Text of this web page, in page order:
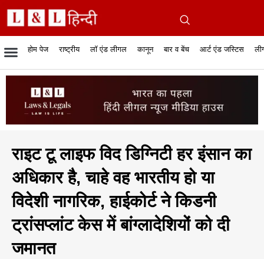
होम पेज राष्ट्रीय
रिपोर्टेबल जजमेंट सुप्रीम कोर्ट हाईकोर्ट
लॉ एंड लीगल
रिसर्च एनालाईसिस एंड लॉ केस स्टेटस
कानून
व्यापार में कानून फिल्में और कानून
बार व बेंच
बार एसोसिएशन बार
आर्ट एंड जस्टिस
जस्टिस एंड जस्टिस
राइट टू लाइफ विद डिग्निटी हर इंसान का
अधिकार है, चाहे वह भारतीय हो या
विदेशी नागरिक, हाईकोर्ट ने किडनी
ट्रांसप्लांट केस में बांग्लादेशियों को दी
जमानत